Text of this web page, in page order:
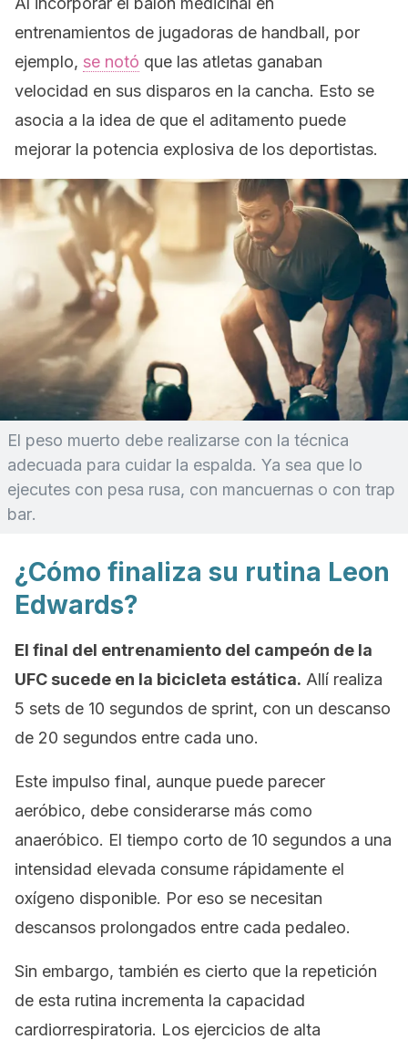
entrenamientos de jugadoras de handball, por
ejemplo, se notó que las atletas ganaban
velocidad en sus disparos en la cancha. Esto se
asocia a la idea de que el aditamento puede
mejorar la potencia explosiva de los deportistas.
El peso muerto debe realizarse con la técnica
adecuada para cuidar la espalda. Ya sea que lo
ejecutes con pesa rusa, con mancuernas o con trap
bar.
¿Cómo finaliza su rutina Leon
Edwards?
El final del entrenamiento del campeón de la
UFC sucede en la bicicleta estática. Allí realiza
5 sets de 10 segundos de sprint, con un descanso
de 20 segundos entre cada uno.
Este impulso final, aunque puede parecer
aeróbico, debe considerarse más como
anaeróbico. El tiempo corto de 10 segundos a una
intensidad elevada consume rápidamente el
oxígeno disponible. Por eso se necesitan
descansos prolongados entre cada pedaleo.
Sin embargo, también es cierto que la repetición
de esta rutina incrementa la capacidad
cardiorrespiratoria. Los ejercicios de alta